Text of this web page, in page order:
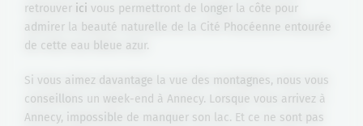
retrouver ici vous permettront de longer la côte pour
admirer la beauté naturelle de la Cité Phocéenne entourée
de cette eau bleue azur.
Si vous aimez davantage la vue des montagnes, nous vous
conseillons un week-end à Annecy. Lorsque vous arrivez à
Annecy, impossible de manquer son lac. Et ce ne sont pas